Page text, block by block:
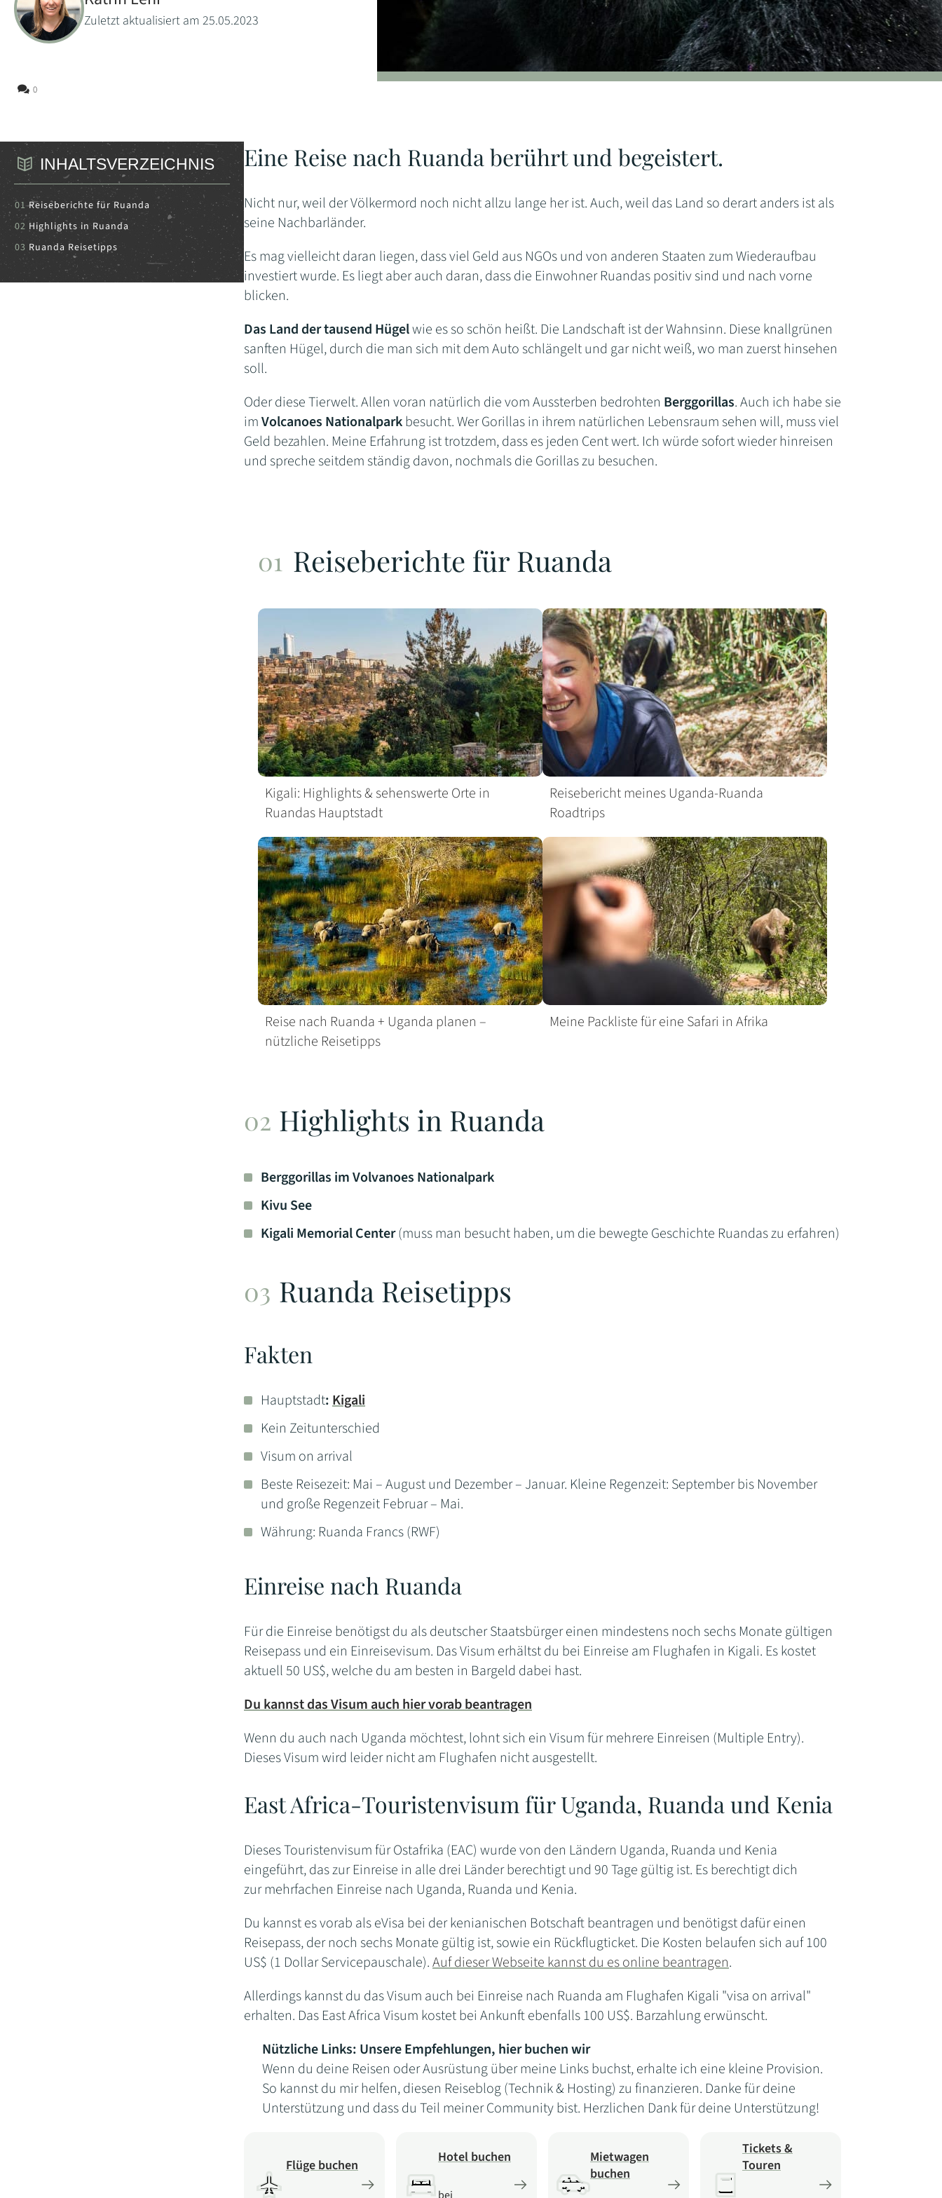
Zuletzt aktualisiert am 25.05.2023
0
Eine Reise nach Ruanda berührt und begeistert.
Nicht nur, weil der Völkermord noch nicht allzu lange her ist. Auch, weil das Land so derart anders ist als
seine Nachbarländer.
Es mag vielleicht daran liegen, dass viel Geld aus NGOs und von anderen Staaten zum Wiederaufbau
investiert wurde. Es liegt aber auch daran, dass die Einwohner Ruandas positiv sind und nach vorne
blicken.
Das Land der tausend Hügelwie es so schön heißt. Die Landschaft ist der Wahnsinn. Diese knallgrünen
sanften Hügel, durch die man sich mit dem Auto schlängelt und gar nicht weiß, wo man zuerst hinsehen
soll.
Oder diese Tierwelt. Allen voran natürlich die vom Aussterben bedrohten Berggorillas. Auch ich habe sie
imVolcanoes Nationalparkbesucht. Wer Gorillas in ihrem natürlichen Lebensraum sehen will, muss viel
Geld bezahlen. Meine Erfahrung ist trotzdem, dass es jeden Cent wert. Ich würde sofort wieder hinreisen
und spreche seitdem ständig davon, nochmals die Gorillas zu besuchen.
Reiseberichte für Ruanda
Kigali: Highlights & sehenswerte Orte in
Ruandas Hauptstadt
Reisebericht meines Uganda-Ruanda
Roadtrips
Reise nach Ruanda + Uganda planen –
nützliche Reisetipps
Meine Packliste für eine Safari in Afrika
Highlights in Ruanda
Berggorillas im Volvanoes Nationalpark
Kivu See
Kigali Memorial Center(muss man besucht haben, um die bewegte Geschichte Ruandas zu erfahren)
Ruanda Reisetipps
Fakten
Hauptstadt:Kigali
Kein Zeitunterschied
Visum on arrival
Beste Reisezeit: Mai – August und Dezember – Januar. Kleine Regenzeit: September bis November
und große Regenzeit Februar – Mai.
Währung: Ruanda Francs (RWF)
Einreise nach Ruanda
Für die Einreise benötigst du als deutscher Staatsbürger einen mindestens noch sechs Monate gültigen
Reisepass und ein Einreisevisum. Das Visum erhältst du bei Einreise am Flughafen in Kigali. Es kostet
aktuell 50 US$, welche du am besten in Bargeld dabei hast.
Du kannst das Visum auch hier vorab beantragen
Wenn du auch nach Uganda möchtest, lohnt sich ein Visum für mehrere Einreisen (Multiple Entry).
Dieses Visum wird leider nicht am Flughafen nicht ausgestellt.
East Africa-Touristenvisum für Uganda, Ruanda und Kenia
Dieses Touristenvisum für Ostafrika (EAC) wurde von den Ländern Uganda, Ruanda und Kenia
eingeführt, das zur Einreise in alle drei Länder berechtigt und 90 Tage gültig ist. Es berechtigt dich
zur mehrfachen Einreise nach Uganda, Ruanda und Kenia.
Du kannst es vorab als eVisa bei der kenianischen Botschaft beantragen und benötigst dafür einen
Reisepass, der noch sechs Monate gültig ist, sowie ein Rückflugticket. Die Kosten belaufen sich auf 100
US$ (1 Dollar Servicepauschale).Auf dieser Webseite kannst du es online beantragen.
Allerdings kannst du das Visum auch bei Einreise nach Ruanda am Flughafen Kigali "visa on arrival"
erhalten. Das East Africa Visum kostet bei Ankunft ebenfalls 100 US$. Barzahlung erwünscht.
Nützliche Links: Unsere Empfehlungen, hier buchen wir
Wenn du deine Reisen oder Ausrüstung über meine Links buchst, erhalte ich eine kleine Provision.
So kannst du mir helfen, diesen Reiseblog (Technik & Hosting) zu finanzieren. Danke für deine
Unterstützung und dass du Teil meiner Community bist. Herzlichen Dank für deine Unterstützung!
Flüge buchen Hotel buchen
Mietwagen
buchen
Tickets &
Touren
INHALTSVERZEICHNIS
Reiseberichte für Ruanda
Highlights in Ruanda
Ruanda Reisetipps